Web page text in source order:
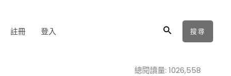
註冊 登入
搜
搜尋
總閱讀量: 1026,558